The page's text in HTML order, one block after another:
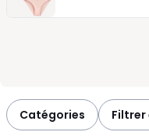
Catégories